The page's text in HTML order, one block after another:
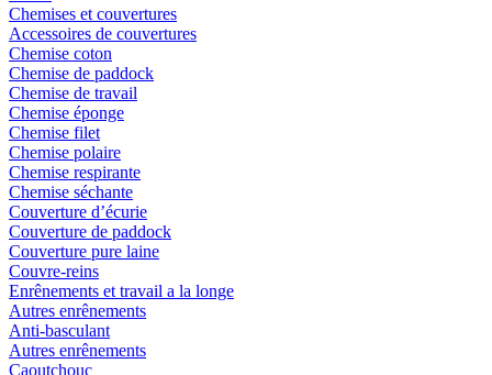
Chemises et couvertures
Accessoires de couvertures
Chemise coton
Chemise de paddock
Chemise de travail
Chemise éponge
Chemise filet
Chemise polaire
Chemise respirante
Chemise séchante
Couverture d’écurie
Couverture de paddock
Couverture pure laine
Couvre-reins
Enrênements et travail a la longe
Autres enrênements
Anti-basculant
Autres enrênements
Caoutchouc